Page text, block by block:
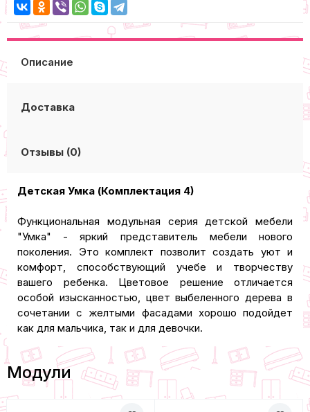
Описание
Доставка
Отзывы (0)
Детская Умка (Комплектация 4)
Функциональная модульная серия детской мебели
"Умка" - яркий представитель мебели нового
поколения. Это комплект позволит создать уют и
комфорт, способствующий учебе и творчеству
вашего ребенка. Цветовое решение отличается
особой изысканностью, цвет выбеленного дерева в
сочетании с желтыми фасадами хорошо подойдет
как для мальчика, так и для девочки.
Модули